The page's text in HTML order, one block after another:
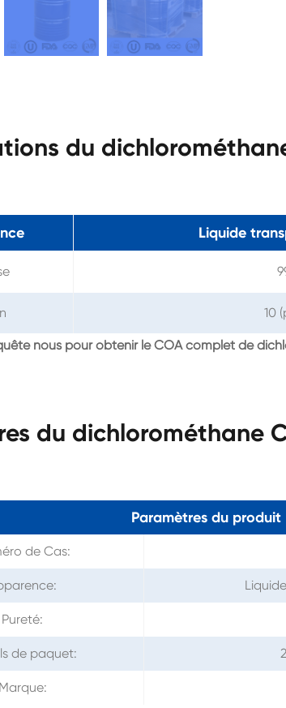
du
Liquide
10
nous pour obtenir le COA complet de
du dichlorométhane
Paramètres du produit
de Cas:
Pureté:
de paquet:
Marque: